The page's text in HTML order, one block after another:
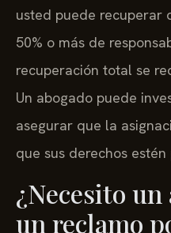
usted puede recuperar
50% o más de
recuperación total se
Un abogado puede
asegurar que la
que sus derechos estén
¿Necesito
un reclamo